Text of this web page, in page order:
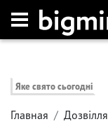
Яке свято сьогодні
Главная Дозвілля